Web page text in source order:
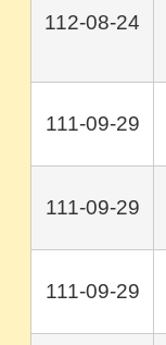
112-08-24
111-09-29
111-09-29
111-09-29